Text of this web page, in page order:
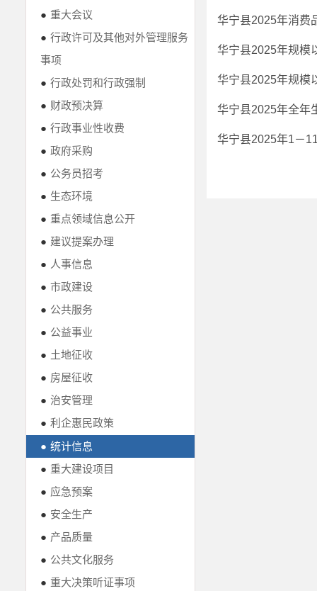
● 重大会议
● 行政许可及其他对外管理服务
事项
● 行政处罚和行政强制
● 财政预决算
● 行政事业性收费
● 政府采购
● 公务员招考
● 生态环境
● 重点领域信息公开
● 建议提案办理
● 人事信息
● 市政建设
● 公共服务
● 公益事业
● 土地征收
● 房屋征收
● 治安管理
● 利企惠民政策
● 统计信息
● 重大建设项目
● 应急预案
● 安全生产
● 产品质量
● 公共文化服务
● 重大决策听证事项
华宁县2025年消费
华宁县2025年规模
华宁县2025年规模
华宁县2025年全年
华宁县2025年1－